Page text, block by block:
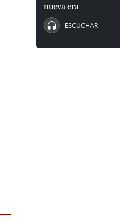
nueva era
ESCUCHAR